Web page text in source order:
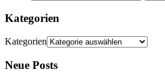
Kategorien
Kategorien
Neue Posts